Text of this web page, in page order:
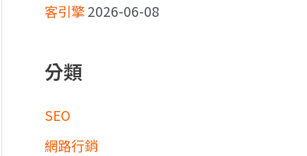
客引擎2026-06-08
分類
SEO
網路行銷